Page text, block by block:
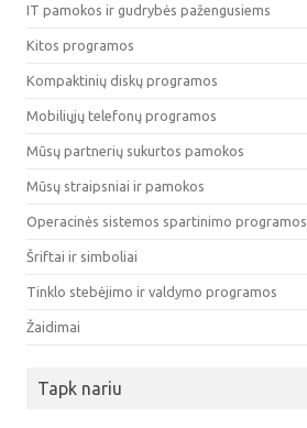
IT pamokos ir gudrybės pažengusiems
Kitos programos
Kompaktinių diskų programos
Mobiliųjų telefonų programos
Mūsų partnerių sukurtos pamokos
Mūsų straipsniai ir pamokos
Operacinės sistemos spartinimo programos
Šriftai ir simboliai
Tinklo stebėjimo ir valdymo programos
Žaidimai
Tapk nariu